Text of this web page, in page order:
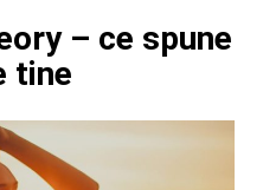
– ce spune
tine